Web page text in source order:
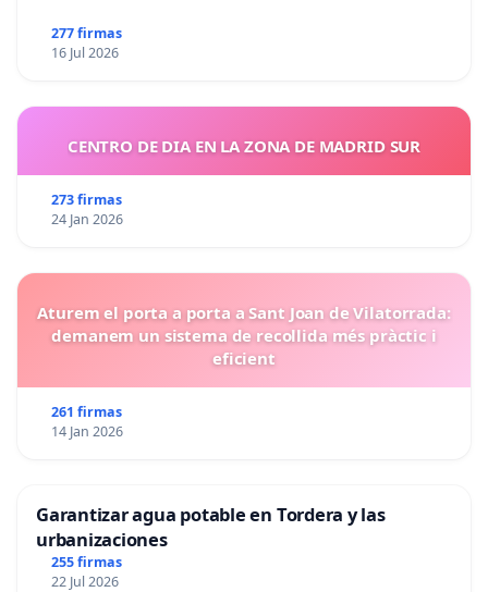
277 firmas
16 Jul 2026
CENTRO DE DIA EN LA ZONA DE MADRID SUR
273 firmas
24 Jan 2026
Aturem el porta a porta a Sant Joan de Vilatorrada:
demanem un sistema de recollida més pràctic i
eficient
261 firmas
14 Jan 2026
Garantizar agua potable en Tordera y las
urbanizaciones
255 firmas
22 Jul 2026